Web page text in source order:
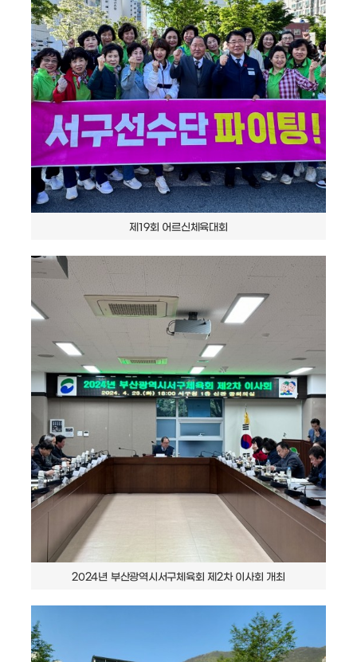
제19회 어르신체육대회
2024년 부산광역시서구체육회 제2차 이사회 개최